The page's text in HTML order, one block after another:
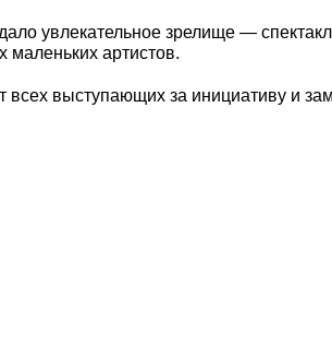
увлекательное зрелище —
маленьких артистов.
всех выступающих за инициативу и